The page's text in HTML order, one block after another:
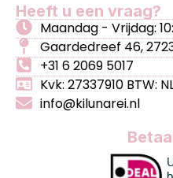
Heeft u een vraag?
Maandag - Vrijdag:
Gaardedreef 46,
+31 6 2069 5017
Kvk: 27337910 BTW:
info@kilunarei.nl